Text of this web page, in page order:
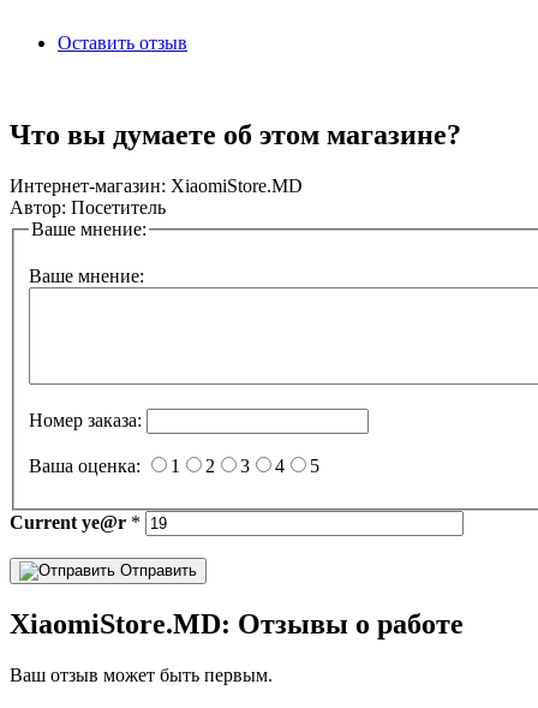
Оставить отзыв
Что вы думаете об этом магазине?
Интернет-магазин: XiaomiStore.MD
Автор: Посетитель
Ваше мнение:
Ваше мнение:
Номер заказа:
Ваша оценка: 1 2 3 4 5
Current ye@r *
Отправить
XiaomiStore.MD: Отзывы о работе
Ваш отзыв может быть первым.